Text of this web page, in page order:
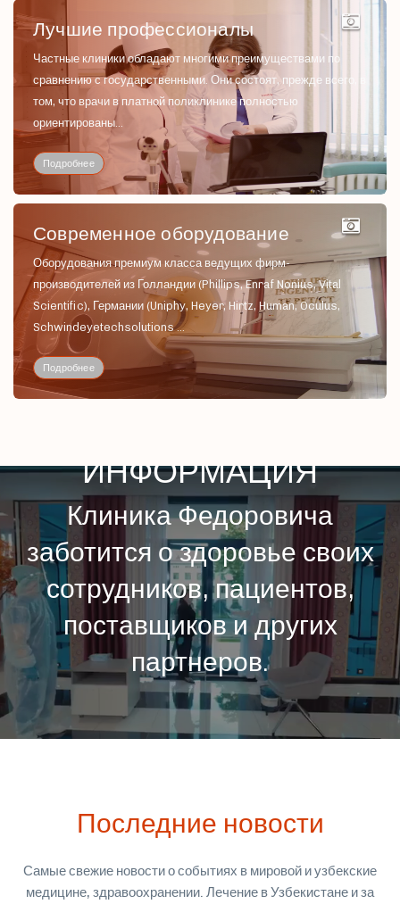
Лучшие профессионалы
Частные клиники обладают многими преимуществами по
сравнению с государственными. Они состоят, прежде всего, в
том, что врачи в платной поликлинике полностью
ориентированы...
Подробнее
Современное оборудование
Оборудования премиум класса ведущих фирм-
производителей из Голландии (Phillips, Enraf Nonius, Vital
Scientific), Германии (Uniphy, Heyer, Hirtz, Human, Oculus,
Schwindeyetechsolutions ...
Подробнее
ИНФОРМАЦИЯ
Клиника Федоровича
заботится о здоровье своих
сотрудников, пациентов,
поставщиков и других
партнеров.
Последние новости
Самые свежие новости о событиях в мировой и узбекские
медицине, здравоохранении. Лечение в Узбекистане и за